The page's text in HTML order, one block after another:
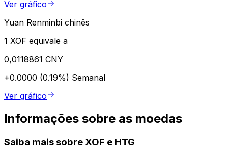
Ver gráfico
Yuan Renminbi chinês
1 XOF equivale a
0,0118861 CNY
+0.0000 (0.19%) Semanal
Ver gráfico
Informações sobre as moedas
Saiba mais sobre XOF e HTG